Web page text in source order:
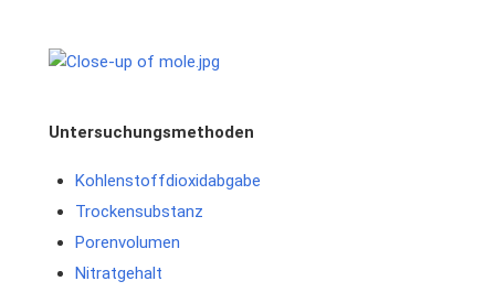
Untersuchungsmethoden
Kohlenstoffdioxidabgabe
Trockensubstanz
Porenvolumen
Nitratgehalt